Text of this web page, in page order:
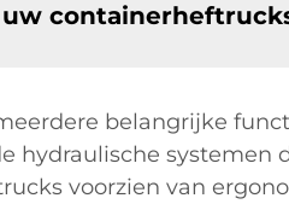
belangrijke
hydraulische
voorzien van